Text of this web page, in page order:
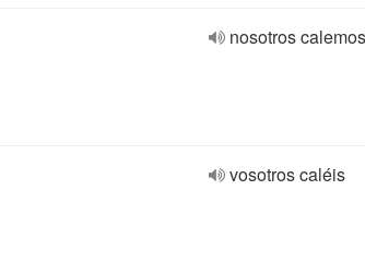
nosotros calemos
vosotros caléis